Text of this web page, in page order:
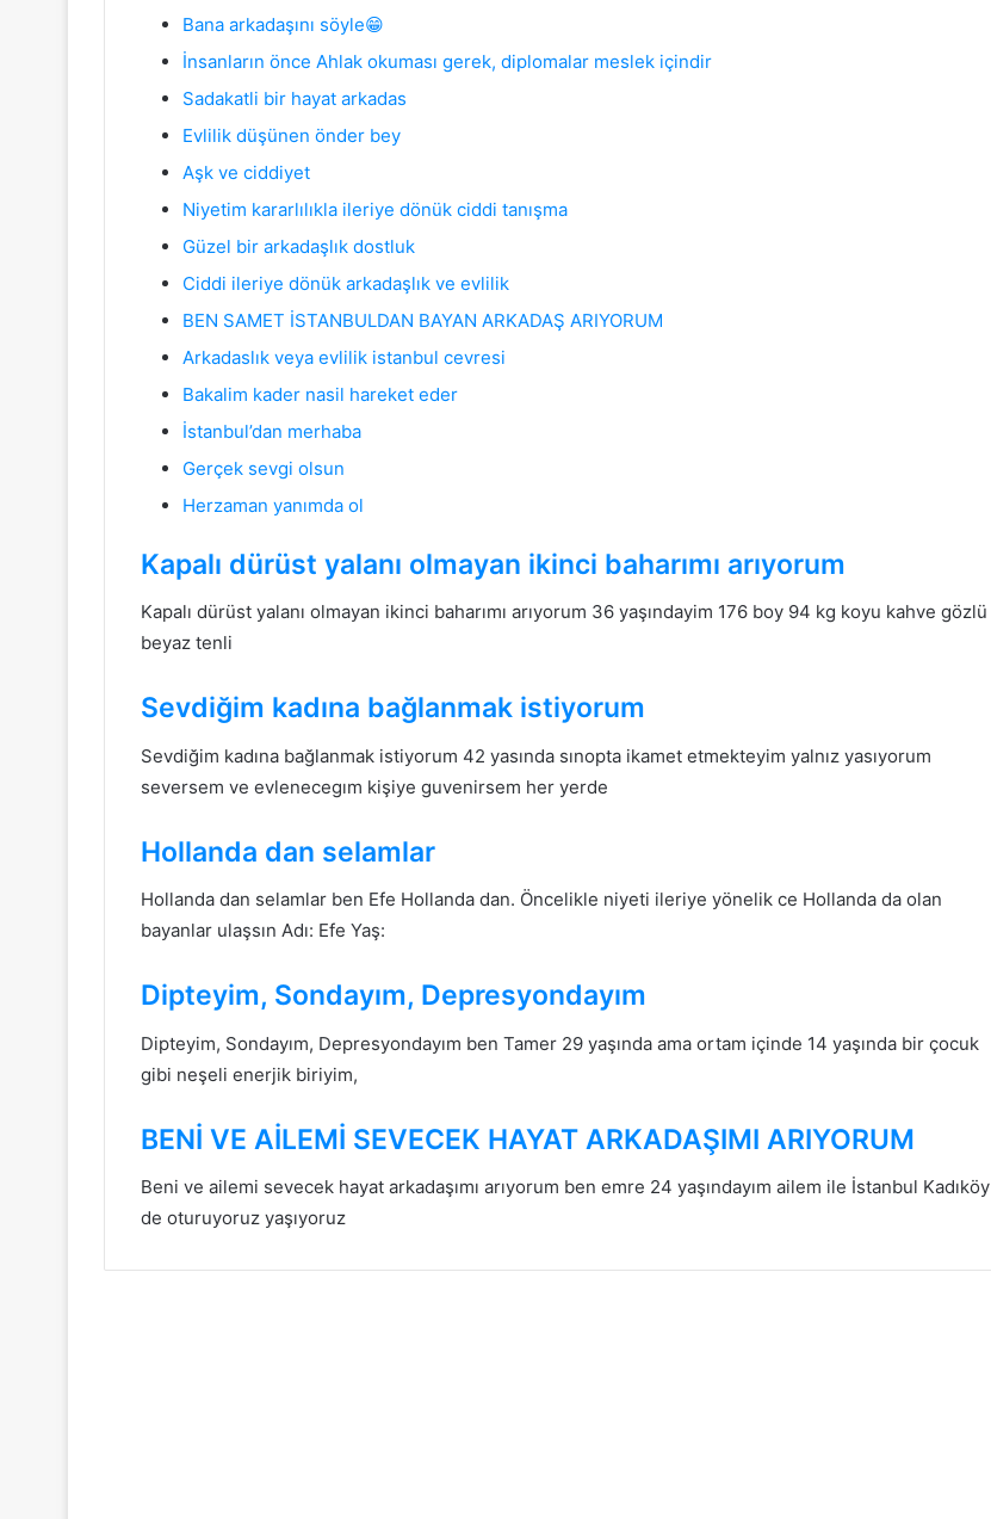
Bana arkadaşını söyle😁
İnsanların önce Ahlak okuması gerek, diplomalar meslek içindir
Sadakatli bir hayat arkadas
Evlilik düşünen önder bey
Aşk ve ciddiyet
Niyetim kararlılıkla ileriye dönük ciddi tanışma
Güzel bir arkadaşlık dostluk
Ciddi ileriye dönük arkadaşlık ve evlilik
BEN SAMET İSTANBULDAN BAYAN ARKADAŞ ARIYORUM
Arkadaslık veya evlilik istanbul cevresi
Bakalim kader nasil hareket eder
İstanbul’dan merhaba
Gerçek sevgi olsun
Herzaman yanımda ol
Kapalı dürüst yalanı olmayan ikinci baharımı arıyorum
Kapalı dürüst yalanı olmayan ikinci baharımı arıyorum 36 yaşındayim 176 boy 94 kg koyu kahve gözlü
beyaz tenli
Sevdiğim kadına bağlanmak istiyorum
Sevdiğim kadına bağlanmak istiyorum 42 yasında sınopta ikamet etmekteyim yalnız yasıyorum
seversem ve evlenecegım kişiye guvenirsem her yerde
Hollanda dan selamlar
Hollanda dan selamlar ben Efe Hollanda dan. Öncelikle niyeti ileriye yönelik ce Hollanda da olan
bayanlar ulaşsın Adı: Efe Yaş:
Dipteyim, Sondayım, Depresyondayım
Dipteyim, Sondayım, Depresyondayım ben Tamer 29 yaşında ama ortam içinde 14 yaşında bir çocuk
gibi neşeli enerjik biriyim,
BENİ VE AİLEMİ SEVECEK HAYAT ARKADAŞIMI ARIYORUM
Beni ve ailemi sevecek hayat arkadaşımı arıyorum ben emre 24 yaşındayım ailem ile İstanbul Kadıköy
de oturuyoruz yaşıyoruz
Gerçek sevgi olsun